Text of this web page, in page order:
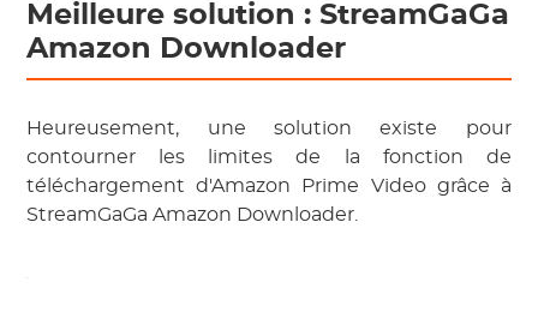
Meilleure solution : StreamGaGa
Amazon Downloader
Heureusement, une solution existe pour
contourner les limites de la fonction de
téléchargement d'Amazon Prime Video grâce à
StreamGaGa Amazon Downloader.